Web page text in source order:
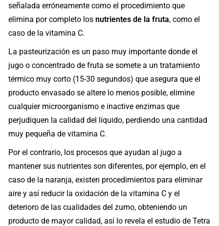
señalada erróneamente como el procedimiento que
elimina por completo losnutrientes de la fruta, como el
caso de la vitamina C.
La pasteurización es un paso muy importante donde el
jugo o concentrado de fruta se somete a un tratamiento
térmico muy corto (15-30 segundos) que asegura que el
producto envasado se altere lo menos posible, elimine
cualquier microorganismo e inactive enzimas que
perjudiquen la calidad del líquido, perdiendo una cantidad
muy pequeña de vitamina C.
Por el contrario, los procesos que ayudan al jugo a
mantener sus nutrientes son diferentes, por ejemplo, en el
caso de la naranja, existen procedimientos para eliminar
aire y así reducir la oxidación de la vitamina C y el
deterioro de las cualidades del zumo, obteniendo un
producto de mayor calidad, así lo revela el estudio de Tetra